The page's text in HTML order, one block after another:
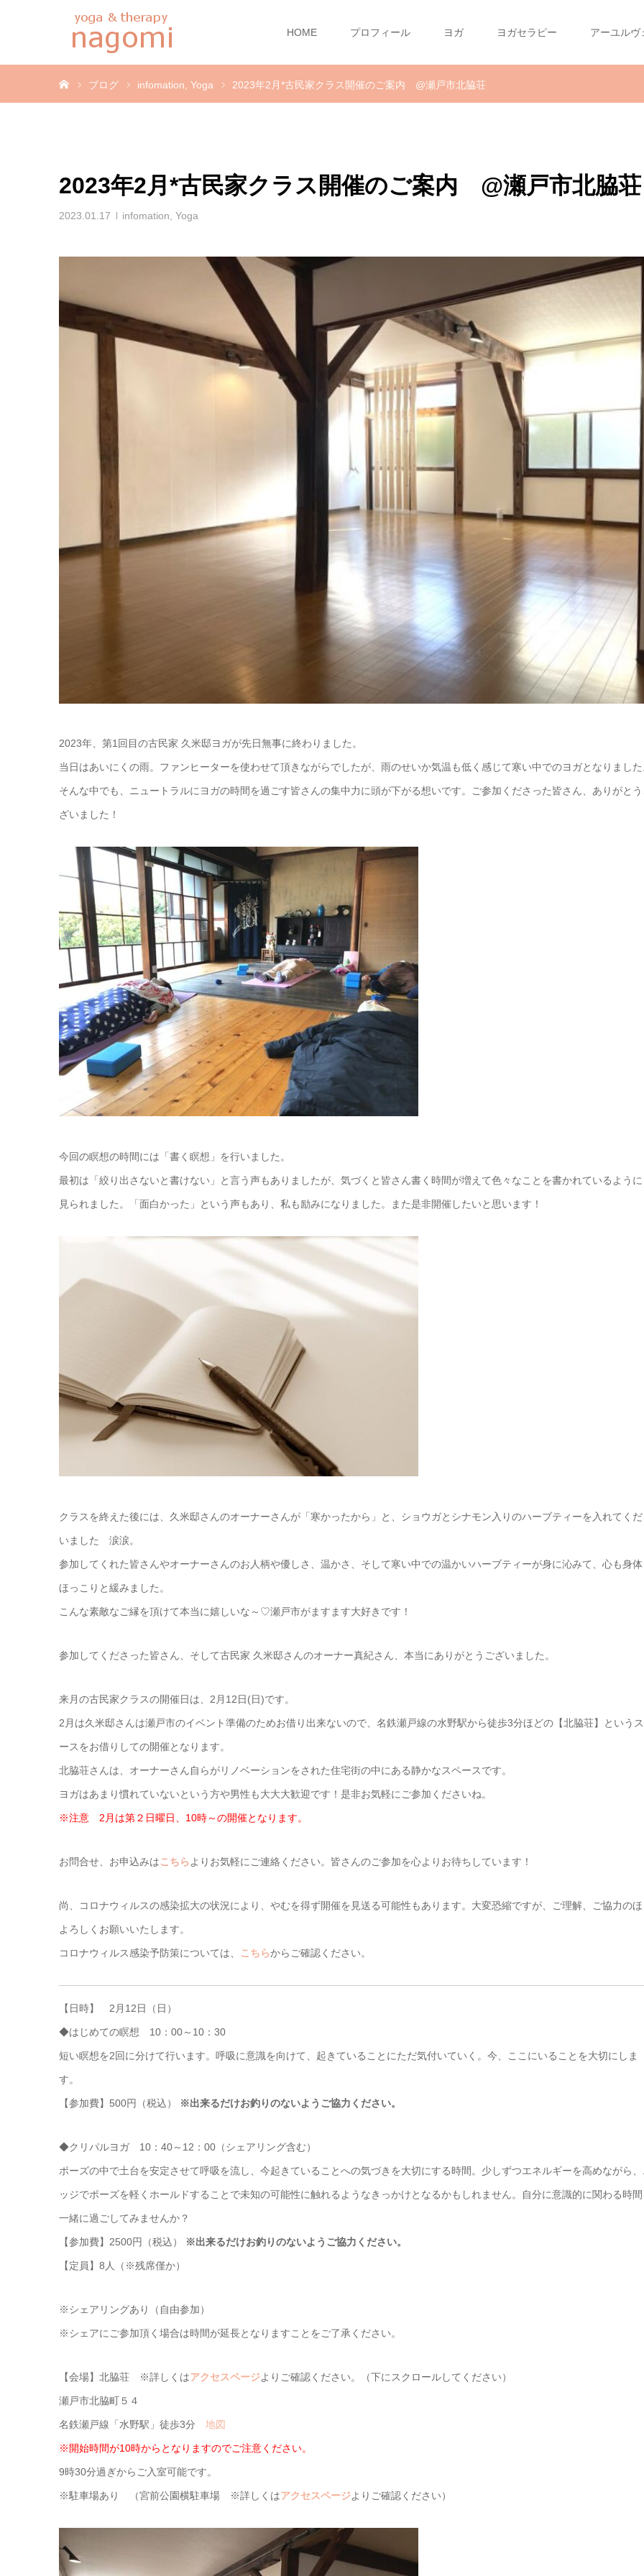
HOME プロフィール ヨガ ヨガセラピー アーユルヴ
ブログ infomation Yoga 2023年2月*古民家クラス開催のご案内 @瀬戸市北脇荘
2023年2月*古民家クラス開催のご案内 @瀬戸市北脇荘
2023.01.17 infomation Yoga
2023年、第1回目の古民家 久米邸ヨガが先日無事に終わりました。
当日はあいにくの雨。ファンヒーターを使わせて頂きながらでしたが、雨のせいか気温も低く感じて寒い中でのヨガとなりまし
そんな中でも、ニュートラルにヨガの時間を過ごす皆さんの集中力に頭が下がる想いです。ご参加くださった皆さん、ありがと
ざいました！
今回の瞑想の時間には「書く瞑想」を行いました。
最初は「絞り出さないと書けない」と言う声もありましたが、気づくと皆さん書く時間が増えて色々なことを書かれているよう
見られました。「面白かった」という声もあり、私も励みになりました。また是非開催したいと思います！
クラスを終えた後には、久米邸さんのオーナーさんが「寒かったから」と、ショウガとシナモン入りのハーブティーを入れてく
いました 涙涙。
参加してくれた皆さんやオーナーさんのお人柄や優しさ、温かさ、そして寒い中での温かいハーブティーが身に沁みて、心も身
ほっこりと緩みました。
こんな素敵なご縁を頂けて本当に嬉しいな～♡瀬戸市がますます大好きです！
参加してくださった皆さん、そして古民家 久米邸さんのオーナー真紀さん、本当にありがとうございました。
来月の古民家クラスの開催日は、2月12日(日)です。
2月は久米邸さんは瀬戸市のイベント準備のためお借り出来ないので、名鉄瀬戸線の水野駅から徒歩3分ほどの【北脇荘】という
ースをお借りしての開催となります。
北脇荘さんは、オーナーさん自らがリノベーションをされた住宅街の中にある静かなスペースです。
ヨガはあまり慣れていないという方や男性も大大大歓迎です！是非お気軽にご参加くださいね。
※注意 2月は第２日曜日、10時～の開催となります。
お問合せ、お申込みはこちらよりお気軽にご連絡ください。皆さんのご参加を心よりお待ちしています！
尚、コロナウィルスの感染拡大の状況により、やむを得ず開催を見送る可能性もあります。大変恐縮ですが、ご理解、ご協力の
よろしくお願いいたします。
コロナウィルス感染予防策については、 こちらからご確認ください。
【日時】 2月12日（日）
◆はじめての瞑想 10：00～10：30
短い瞑想を2回に分けて行います。呼吸に意識を向けて、起きていることにただ気付いていく。今、ここにいることを大切にしま
す。
【参加費】500円（税込） ※出来るだけお釣りのないようご協力ください。
◆クリパルヨガ 10：40～12：00（シェアリング含む）
ポーズの中で土台を安定させて呼吸を流し、今起きていることへの気づきを大切にする時間。少しずつエネルギーを高めながら
ッジでポーズを軽くホールドすることで未知の可能性に触れるようなきっかけとなるかもしれません。自分に意識的に関わる時
一緒に過ごしてみませんか？
【参加費】2500円（税込） ※出来るだけお釣りのないようご協力ください。
【定員】8人（※残席僅か）
※シェアリングあり（自由参加）
※シェアにご参加頂く場合は時間が延長となりますことをご了承ください。
【会場】北脇荘 ※詳しくはアクセスページよりご確認ください。（下にスクロールしてください）
瀬戸市北脇町５４
名鉄瀬戸線「水野駅」徒歩3分 地図
※開始時間が10時からとなりますのでご注意ください。
9時30分過ぎからご入室可能です。
※駐車場あり （宮前公園横駐車場 ※詳しくはアクセスページよりご確認ください）